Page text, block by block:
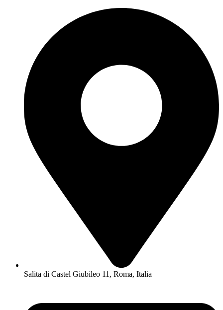
Salita di Castel Giubileo 11, Roma, Italia